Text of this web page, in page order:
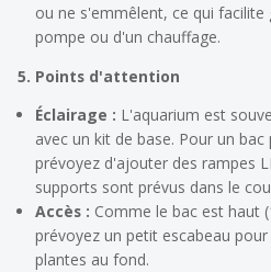
ou ne s'emmêlent, ce qui
pompe ou d'un chauffage.
5. Points d'attention
Éclairage : L'aquarium est
avec un kit de base. Pour un
prévoyez d'ajouter des rampes
supports sont prévus dans le
Accès : Comme le bac est haut
prévoyez un petit escabeau
plantes au fond.